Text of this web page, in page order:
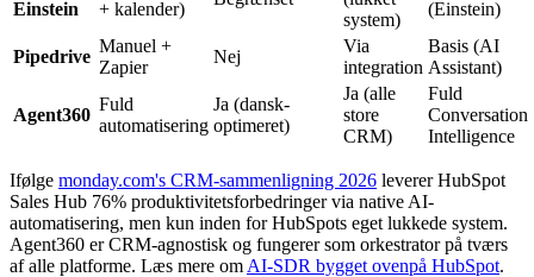
Einstein
+ kalender)
system)
(Einstein)
Pipedrive
Manuel +
Zapier
Nej
Via
integration
Basis (AI
Assistant)
Agent360
Fuld
automatisering
Ja (dansk-
optimeret)
Ja (alle
store
CRM)
Fuld
Conversation
Intelligence
Ifølge monday.com's CRM-sammenligning 2026 leverer HubSpot
Sales Hub 76% produktivitetsforbedringer via native AI-
automatisering, men kun inden for HubSpots eget lukkede system.
Agent360 er CRM-agnostisk og fungerer som orkestrator på tværs
af alle platforme. Læs mere om AI-SDR bygget ovenpå HubSpot.